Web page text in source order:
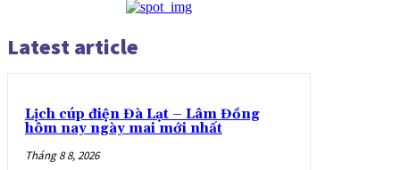
Latest article
Lịch cúp điện Đà Lạt – Lâm Đồng
hôm nay ngày mai mới nhất
Tháng 8 8, 2026